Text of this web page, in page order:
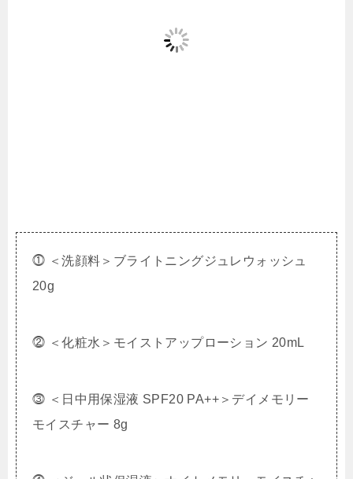
⓵ ＜洗顔料＞ブライトニングジュレウォッシュ
20g
⓶ ＜化粧水＞モイストアップローション 20mL
⓷ ＜日中用保湿液 SPF20 PA++＞デイメモリー
モイスチャー 8g